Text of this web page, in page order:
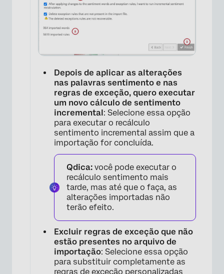
×
×
Depois de aplicar as alterações
nas palavras sentimento e nas
regras de exceção, quero executar
um novo cálculo de sentimento
incremental: Selecione essa opção
para executar o recálculo
sentimento incremental assim que a
importação for concluída.
Qdica: você pode executar o
recálculo sentimento mais
tarde, mas até que o faça, as
alterações importadas não
terão efeito.
Excluir regras de exceção que não
estão presentes no arquivo de
importação: Selecione essa opção
para substituir completamente as
regras de exceção personalizadas